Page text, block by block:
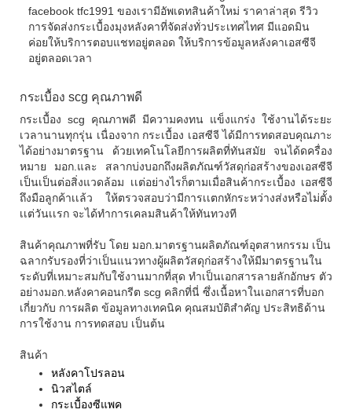
facebook tfc1991 ของเรามีอัพเดทสินค้าใหม่ ราคาล่าสุด รีวิว
การจัดส่งกระเบื้องมุงหลังคาที่จัดส่งทั่วประเทศไทศ มีแอดมิน
ค่อยให้บริการตอบแชทอยู่ตลอด ให้บริการข้อมูลหลังคาเอสซีจี
อยู่ตลอดเวลา
กระเบื้อง scg คุณภาพดี
กระเบื้อง scg คุณภาพดี มีความคงทน แข็งแกร่ง ใช้งานได้ระยะ
เวลานานทุกรุ่น เนื่องจาก กระเบื้อง เอสซีจี ได้มีการทดสอบคุณภาะ
ได้อย่างมาตรฐาน ด้วยเทคโนโลยีการผลิตที่ทันสมัย จนได้ดครื่อง
หมาย มอก.และ สลากบ่งบอกถึงผลิตภัณฑ์วัสดุก่อสร้างของเอสซีจี
เป็นเป็นต่อสิ่งแวดล้อม เเต่อย่างไรก็ตามเมื่อสินค้ากระเบื้อง เอสซีจี
ถึงมือลูกค้าเเล้ว ให้ตรวจสอบว่ามีการเเตกหักระหว่างส่งหรือไม่ตั้ง
เเต่วันเเรก จะได้ทำการเคลมสินค้าให้ทันทวงที
สินค้าคุณภาพที่รับ โดย มอก.มาตรฐานผลิตภัณฑ์อุตสาหกรรม เป็น
ฉลากรับรองที่ว่าเป็นแนวทางผู้ผลิตวัสดุก่อสร้างให้มีมาตรฐานใน
ระดับที่เหมาะสมกับใช้งานมากที่สุด ทำเป็นเอกสารลายลักอักษร ตัว
อย่างมอก.หลังคาคอนกรีต scg คลิกที่นี่ ซึ่งเนื้อหาในเอกสารที่บอก
เกี่ยวกับ การผลิต ข้อมูลทางเทคนิค คุณสมบัติสำคัญ ประสิทธิด้าน
การใช้งาน การทดสอบ เป็นต้น
สินค้า
หลังคาโปรลอน
นิวสไตล์
กระเบื้องซีแพค